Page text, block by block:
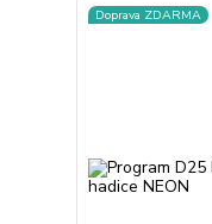
Doprava ZDARMA